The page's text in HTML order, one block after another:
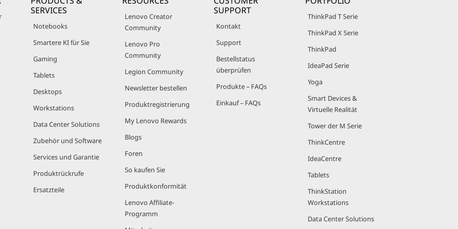
schneller sein kann als ein Low-End-Ryzen 5. Für speziellere
einen potenziell noch leistungsfähigeren Serverprozessor, Epyc,
Im Vergleich zu früheren AMD-Prozessoren hat Ryzen mehrere
verbraucht und weniger Wärme erzeugt
Kern wird eigenständiger und autarker
Anpassungen der Kern-/Thread-Auslastung
für bestimmte Anforderungen freisetzen können
PC in Erwägung ziehen, müssen Sie einige AMD-
SERVICES
Notebooks
Smartere KI für Sie
Gaming
Tablets
Desktops
Workstations
Data Center Solutions
Zubehör und Software
Services und Garantie
Produktrückrufe
Ersatzteile
Lenovo Creator
Community
Lenovo Pro
Community
Legion Community
Newsletter bestellen
Produktregistrierung
My Lenovo Rewards
Blogs
Foren
So kaufen Sie
Produktkonformität
Lenovo Affiliate-
Programm
SUPPORT
Kontakt
Support
Bestellstatus
überprüfen
Produkte – FAQs
Einkauf – FAQs
ThinkPad T Serie
ThinkPad X Serie
ThinkPad
IdeaPad Serie
Yoga
Smart Devices &
Virtuelle Realität
Tower der M Serie
ThinkCentre
IdeaCentre
Tablets
ThinkStation
Workstations
Data Center Solutions